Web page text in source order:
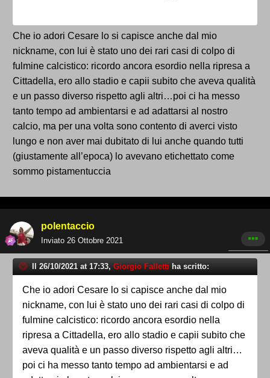
Che io adori Cesare lo si capisce anche dal mio
nickname, con lui è stato uno dei rari casi di colpo di
fulmine calcistico: ricordo ancora esordio nella ripresa a
Cittadella, ero allo stadio e capii subito che aveva qualità
e un passo diverso rispetto agli altri…poi ci ha messo
tanto tempo ad ambientarsi e ad adattarsi al nostro
calcio, ma per una volta sono contento di averci visto
lungo e non aver mai dubitato di lui anche quando tutti
(giustamente all’epoca) lo avevano etichettato come
sommo pistamentuccia
polentaccio
Inviato 26 Ottobre 2021
Il 26/10/2021 at 17:33, Giorgio Falletti ha scritto:
Che io adori Cesare lo si capisce anche dal mio
nickname, con lui è stato uno dei rari casi di colpo di
fulmine calcistico: ricordo ancora esordio nella
ripresa a Cittadella, ero allo stadio e capii subito che
aveva qualità e un passo diverso rispetto agli altri…
poi ci ha messo tanto tempo ad ambientarsi e ad